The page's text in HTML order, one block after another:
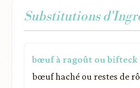
Substitutions
bœuf à ragoût ou bifteck
bœuf haché ou restes de